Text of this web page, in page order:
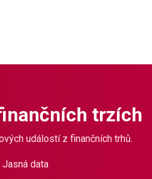
trzích
událostí z finančních trhů.
Jasná data